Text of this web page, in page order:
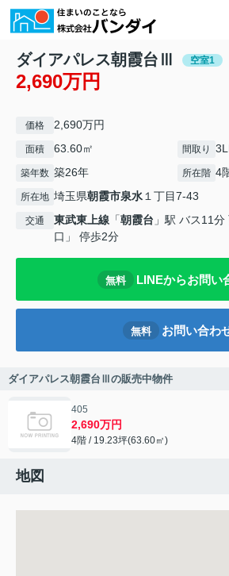
ダイアパレス朝霞台Ⅲ 空室1
2,690万円
価格 2,690万円
面積 63.60㎡ 間取り
築年数 築26年 所在階 4
所在地 埼玉県朝霞市泉水 １丁目7-43
交通 東武東上線 「朝霞台 」駅 バス11
口」 停歩2分
無料 LINEからお問い
無料 お問い合わ
ダイアパレス朝霞台Ⅲの販売中物件
405
2,690万円
4階 / 19.23坪(63.60㎡)
地図